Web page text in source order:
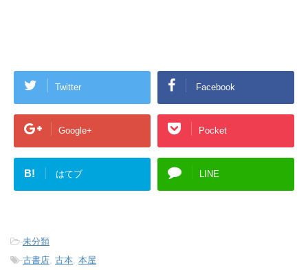
Twitter Facebook
Google+ Pocket
B! はてブ LINE
-未分類
-古書店 古本 本屋